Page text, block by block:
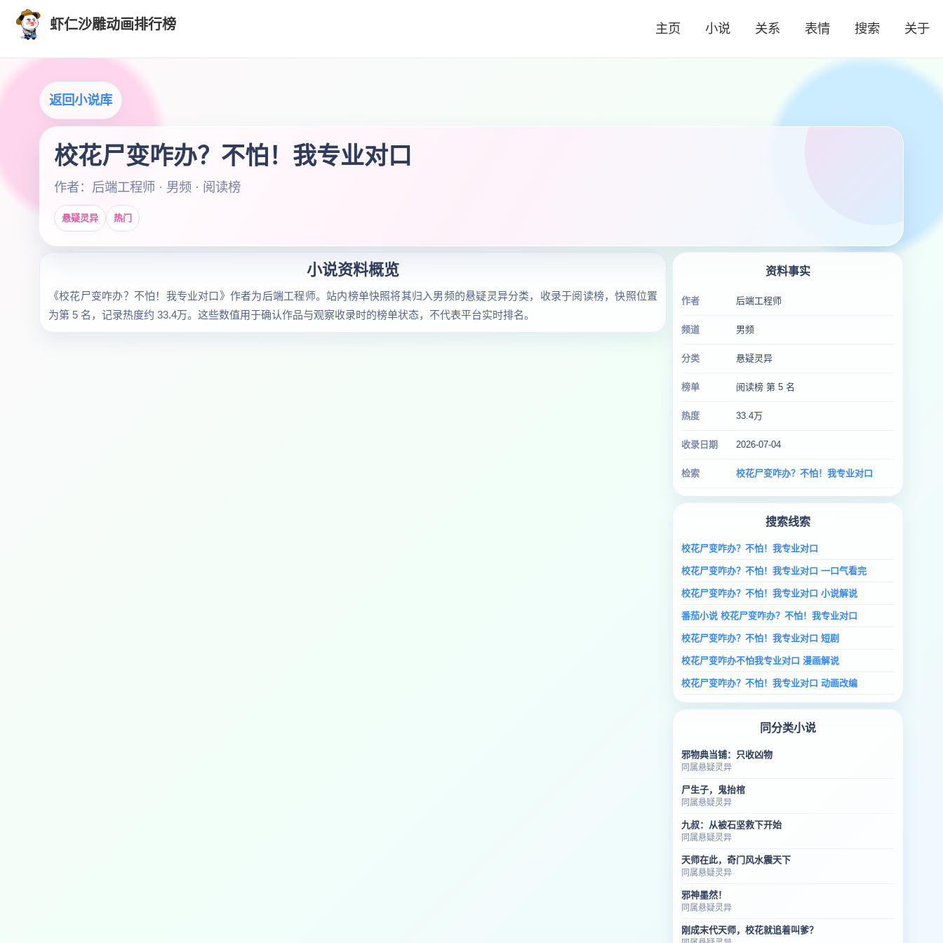
虾仁沙雕动画排行榜 主页 小说 关系 表情 搜索 关于
返回小说库
校花尸变咋办？不怕！我专业对口
作者：后端工程师 · 男频 · 阅读榜
悬疑灵异 热门
小说资料概览
《校花尸变咋办？不怕！我专业对口》作者为后端工程师。站内榜单快照将其归入男频的悬疑灵异分类，收录于阅读榜，快照位置
为第 5 名，记录热度约 33.4万。这些数值用于确认作品与观察收录时的榜单状态，不代表平台实时排名。
资料事实
作者 后端工程师
频道 男频
分类 悬疑灵异
榜单 阅读榜 第 5 名
热度 33.4万
收录日期 2026-07-04
检索 校花尸变咋办？不怕！我专业对口
搜索线索
校花尸变咋办？不怕！我专业对口
校花尸变咋办？不怕！我专业对口 一口气看完
校花尸变咋办？不怕！我专业对口 小说解说
番茄小说 校花尸变咋办？不怕！我专业对口
校花尸变咋办？不怕！我专业对口 短剧
校花尸变咋办不怕我专业对口 漫画解说
校花尸变咋办？不怕！我专业对口 动画改编
同分类小说
邪物典当铺：只收凶物
同属悬疑灵异
尸生子，鬼抬棺
同属悬疑灵异
九叔：从被石坚救下开始
同属悬疑灵异
天师在此，奇门风水震天下
同属悬疑灵异
邪神墨然！
同属悬疑灵异
刚成末代天师，校花就追着叫爹？